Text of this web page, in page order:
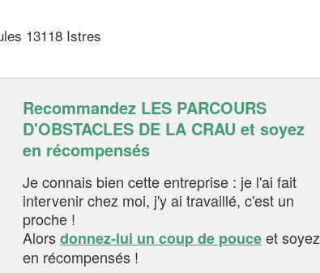
13118 Istres
Recommandez LES PARCOURS
D'OBSTACLES DE LA CRAU et soyez
en récompensés
Je connais bien cette entreprise : je l'ai fait
intervenir chez moi, j'y ai travaillé, c'est un
proche !
Alorsdonnez-lui un coup de pouceet soyez
en récompensés !